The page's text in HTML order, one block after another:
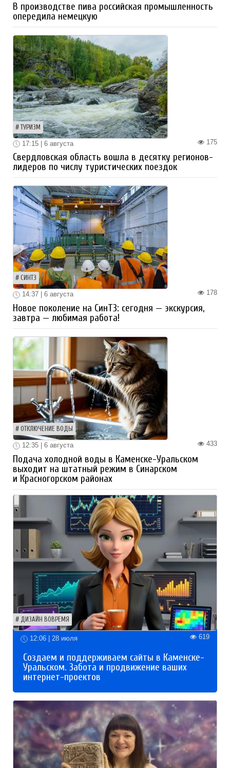
В производстве пива российская промышленность
опередила немецкую
ТУРИЗМ
175
17:15 | 6 августа
Свердловская область вошла в десятку регионов-
лидеров по числу туристических поездок
СИНТЗ
178
14:37 | 6 августа
Новое поколение на СинТЗ: сегодня — экскурсия,
завтра — любимая работа!
ОТКЛЮЧЕНИЕ ВОДЫ
433
12:35 | 6 августа
Подача холодной воды в Каменске-Уральском
выходит на штатный режим в Синарском
и Красногорском районах
ДИЗАЙН ВОВРЕМЯ
12:06 | 28 июля 619
Создаем и поддерживаем сайты в Каменске-
Уральском. Забота и продвижение ваших
интернет-проектов